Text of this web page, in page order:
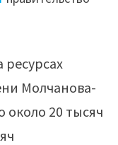
ресурсах
Молчанова-
около 20 тысяч